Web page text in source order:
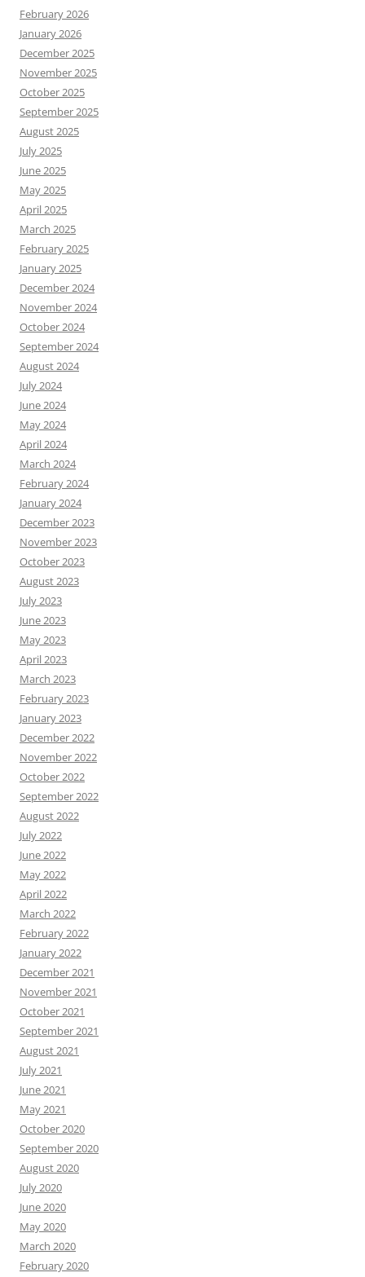
February 2026
January 2026
December 2025
November 2025
October 2025
September 2025
August 2025
July 2025
June 2025
May 2025
April 2025
March 2025
February 2025
January 2025
December 2024
November 2024
October 2024
September 2024
August 2024
July 2024
June 2024
May 2024
April 2024
March 2024
February 2024
January 2024
December 2023
November 2023
October 2023
August 2023
July 2023
June 2023
May 2023
April 2023
March 2023
February 2023
January 2023
December 2022
November 2022
October 2022
September 2022
August 2022
July 2022
June 2022
May 2022
April 2022
March 2022
February 2022
January 2022
December 2021
November 2021
October 2021
September 2021
August 2021
July 2021
June 2021
May 2021
October 2020
September 2020
August 2020
July 2020
June 2020
May 2020
March 2020
February 2020